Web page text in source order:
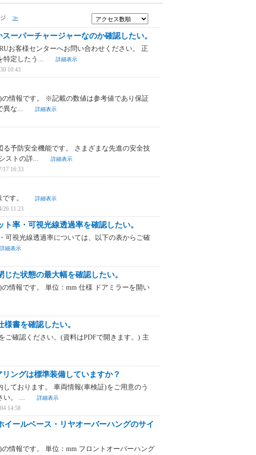
≫
ーパーチャージャーなのか確認したい。
お客様センターへお問い合わせください。 正
特定したう...
詳細表示
10:43
情報です。 ※記載の数値は参考値であり保証
異な...
詳細表示
予防安全機能です。 さまざまな先進の安全技
ストの詳...
詳細表示
17 16:33
す。 詳細表示
26 11:23
率・可視光線透過率を確認したい。
可視光線透過率については、以下の表からご確
詳細表示
た状態の最大幅を確認したい。
情報です。 単位：mm 仕様 ドアミラーを開い
書を確認したい。
ご確認ください。(資料はPDFで開きます。) 主
ングは標準装備していますか？
ております。 車両情報(車検証)をご用意のう
い。 ...
詳細表示
14:58
ールベース・リヤオーバーハングのサイ
情報です。 単位：mm フロントオーバーハング